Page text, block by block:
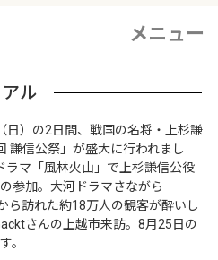
メニュー
ル
日）の2日間、戦国の名将・上杉謙
謙信公祭」が盛大に行われまし
ラマ「風林火山」で上杉謙信公役
参加。大河ドラマさながら
ら訪れた約18万人の観客が酔いし
さんの上越市来訪。8月25日の
。